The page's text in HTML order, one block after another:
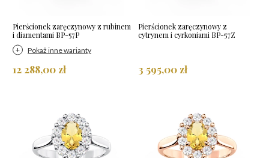
Pierścionek zaręczynowy z rubinem
i diamentami BP-57P
Pokaż inne warianty
12 288,00 zł
Pierścionek zaręczynowy z
cytrynem i cyrkoniami BP-57Z
3 595,00 zł